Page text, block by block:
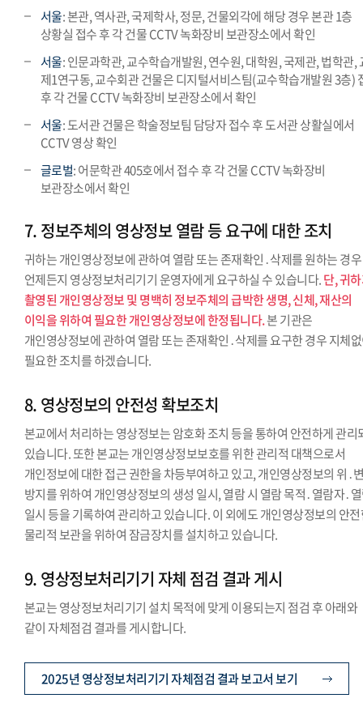
서울: 본관, 역사관, 국제학사, 정문, 건물외각에 해당 경우 본관 1층
상황실 접수 후 각 건물 CCTV 녹화장비 보관장소에서 확인
서울: 인문과학관, 교수학습개발원, 연수원, 대학원, 국제관, 법학관,
제1연구동, 교수회관 건물은 디지털서비스팀(교수학습개발원 3층)
후 각 건물 CCTV 녹화장비 보관장소에서 확인
서울: 도서관 건물은 학술정보팀 담당자 접수 후 도서관 상활실에서
CCTV 영상 확인
글로벌: 어문학관 405호에서 접수 후 각 건물 CCTV 녹화장비
보관장소에서 확인
7. 정보주체의 영상정보 열람 등 요구에 대한 조치
귀하는 개인영상정보에 관하여 열람 또는 존재확인․삭제를 원하는 경우
언제든지 영상정보처리기기 운영자에게 요구하실 수 있습니다.단, 귀
촬영된 개인영상정보 및 명백히 정보주체의 급박한 생명, 신체, 재산의
이익을 위하여 필요한 개인영상정보에 한정됩니다.본 기관은
개인영상정보에 관하여 열람 또는 존재확인․삭제를 요구한 경우 지체
필요한 조치를 하겠습니다.
8. 영상정보의 안전성 확보조치
본교에서 처리하는 영상정보는 암호화 조치 등을 통하여 안전하게 관리
있습니다. 또한 본교는 개인영상정보보호를 위한 관리적 대책으로서
개인정보에 대한 접근 권한을 차등부여하고 있고, 개인영상정보의 위․
방지를 위하여 개인영상정보의 생성 일시, 열람 시 열람 목적․열람자․
일시 등을 기록하여 관리하고 있습니다. 이 외에도 개인영상정보의 안
물리적 보관을 위하여 잠금장치를 설치하고 있습니다.
9. 영상정보처리기기 자체 점검 결과 게시
본교는 영상정보처리기기 설치 목적에 맞게 이용되는지 점검 후 아래와
같이 자체점검 결과를 게시합니다.
2025년 영상정보처리기기 자체점검 결과 보고서 보기